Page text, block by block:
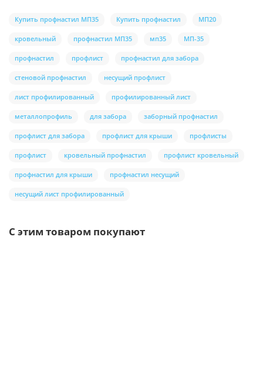
Купить профнастил МП35 Купить профнастил МП20
кровельный профнастил МП35 мп35 МП-35
профнастил профлист профнастил для забора
стеновой профнастил несущий профлист
лист профилированный профилированный лист
металлопрофиль для забора заборный профнастил
профлист для забора профлист для крыши профлисты
профлист кровельный профнастил профлист кровельный
профнастил для крыши профнастил несущий
несущий лист профилированный
С этим товаром покупают